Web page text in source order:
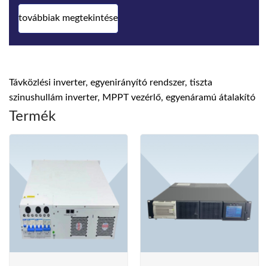
továbbiak megtekintése
Távközlési inverter, egyenirányító rendszer, tiszta
szinushullám inverter, MPPT vezérlő, egyenáramú átalakító
Termék